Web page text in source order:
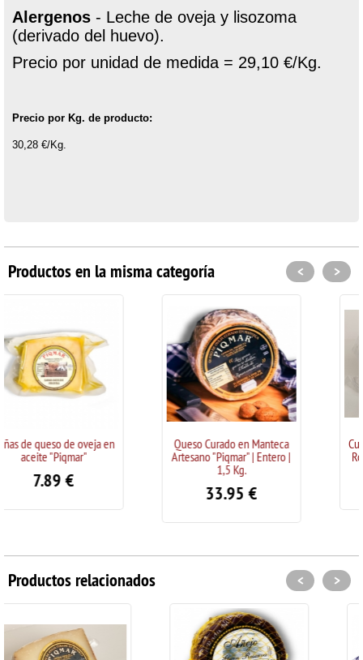
Alergenos - Leche de oveja y lisozoma
(derivado del huevo).
Precio por unidad de medida = 29,10 €/Kg.
Precio por Kg. de producto:
30,28 €/Kg.
Productos en la misma categoría
Queso Curado en Manteca
Artesano "Piqmar" | Entero |
Cuñas de Queso de oveja al
Romero Artesano "Piqmar"
< >
Productos relacionados < >